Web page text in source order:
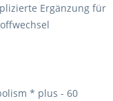
Ergänzung für
* plus - 60